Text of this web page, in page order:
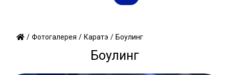
/ Фотогалерея / Каратэ / Боулинг
Боулинг